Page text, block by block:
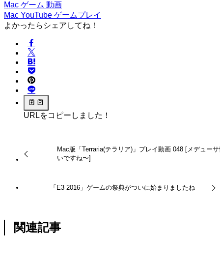
Mac ゲーム 動画
Mac YouTube ゲームプレイ
よかったらシェアしてね！
URLをコピーしました！
Mac版「Terraria(テラリア)」プレイ動画 048 [メデュー
いですね〜]
「E3 2016」ゲームの祭典がついに始まりましたね
関連記事